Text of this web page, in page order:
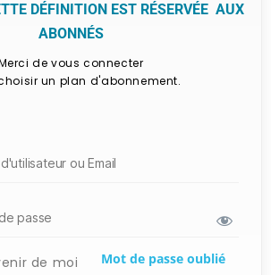
DÉFINITION EST RÉSERVÉE AUX
ABONNÉS
de vous connecter
un plan d'abonnement.
de moi Mot de passe oublié